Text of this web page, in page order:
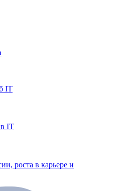
IT
IT
роста в карьере и